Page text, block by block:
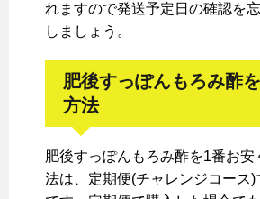
れますので発送予定日の確認を
しましょう。
肥後すっぽんもろみ酢
方法
肥後すっぽんもろみ酢を1番お安
法は、定期便(チャレンジコース)